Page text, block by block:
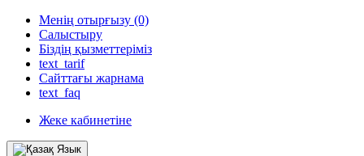
Менің отырғызу (0)
Салыстыру
Біздің қызметтеріміз
text_tarif
Сайттағы жарнама
text_faq
Жеке кабинетіне
Язык